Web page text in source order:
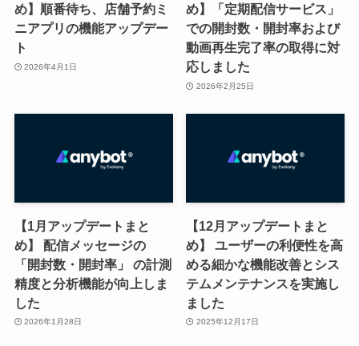
め】順番待ち、店舗予約ミ
ニアプリの機能アップデー
ト
2026年4月1日
め】「定期配信サービス」
での開封数・開封率および
動画再生完了率の取得に対
応しました
2026年2月25日
【1月アップデートまと
め】 配信メッセージの
「開封数・開封率」 の計測
精度と分析機能が向上しま
した
2026年1月28日
【12月アップデートまと
め】 ユーザーの利便性を高
める細かな機能改善とシス
テムメンテナンスを実施し
ました
2025年12月17日